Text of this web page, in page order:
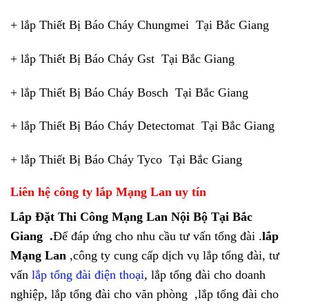
+ lắp Thiết Bị Báo Cháy Chungmei Tại Bắc Giang
+ lắp Thiết Bị Báo Cháy Gst Tại Bắc Giang
+ lắp Thiết Bị Báo Cháy Bosch Tại Bắc Giang
+ lắp Thiết Bị Báo Cháy Detectomat Tại Bắc Giang
+ lắp Thiết Bị Báo Cháy Tyco Tại Bắc Giang
Liên hệ công ty lắp Mạng Lan uy tín
Lắp Đặt Thi Công Mạng Lan Nội Bộ Tại Bắc
Giang .Để đáp ứng cho nhu cầu tư vấn tổng đài .lắp
Mạng Lan ,công ty cung cấp dịch vụ lắp tổng đài, tư
vấn lắp tổng đài điện thoại, lắp tổng đài cho doanh
nghiệp, lắp tổng đài cho văn phòng ,lắp tổng đài cho